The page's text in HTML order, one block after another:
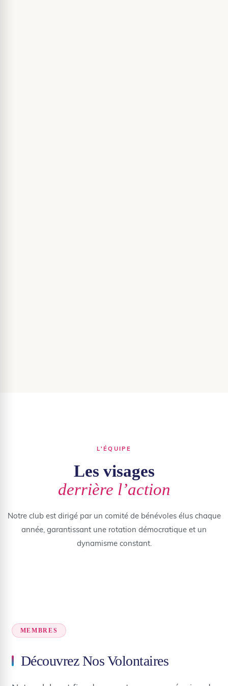
L'ÉQUIPE
Les visages
derrière l’action
Notre club est dirigé par un comité de bénévoles élus chaque
année, garantissant une rotation démocratique et un
dynamisme constant.
MEMBRES
Découvrez Nos Volontaires